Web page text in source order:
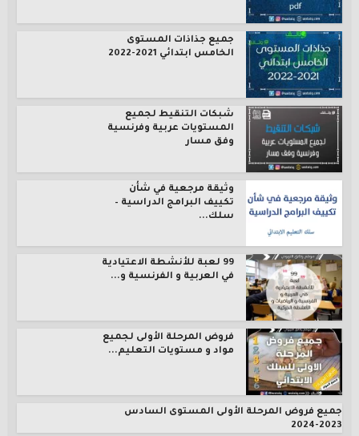
جميع جذاذات المستوى
الخامس ابتدائي 2021-2022
شبكات التنقيط لجميع
المستويات عربية وفرنسية
وفق مسار
وثيقة مرجعية في شأن
تكييف البرامج الدراسية –
سلك...
99 لعبة للأنشطة الاعتيادية
في العربية و الفرنسية و...
فروض المرحلة الأولى لجميع
مواد و مستويات التعليم...
جميع فروض المرحلة الأولى المستوى السادس
2023-2024